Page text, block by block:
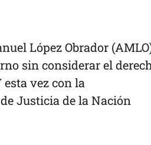
López Obrador
sin considerar el
vez con la
Justicia de la Nación